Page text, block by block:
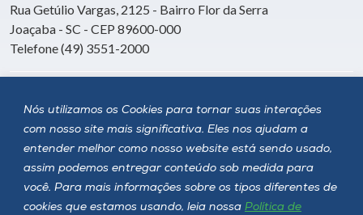
Nós utilizamos os Cookies para tornar suas interações
com nosso site mais significativa. Eles nos ajudam a
entender melhor como nosso website está sendo usado,
assim podemos entregar conteúdo sob medida para
você. Para mais informações sobre os tipos diferentes de
cookies que estamos usando, leia nossa Política de
Rua Getúlio Vargas, 2125 - Bairro Flor da Serra
Joaçaba - SC - CEP 89600-000
Telefone (49) 3551-2000
Siga a Unoesc